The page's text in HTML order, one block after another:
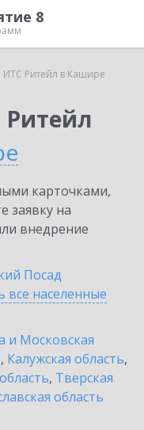
8
ИТС Ритейл в Кашире
Ритейл
карточками,
заявку на
внедрение
Посад
все населенные
и Московская
, Калужская область,
, Тверская
область